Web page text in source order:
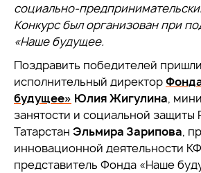
социально-
Конкурс был организован при
«Наше будущее.
Поздравить победителей пришли
исполнительный директор
будущее» Юлия Жигулина,
занятости и социальной защиты
Татарстан Эльмира Зарипова,
инновационной деятельности
представитель Фонда «Наше